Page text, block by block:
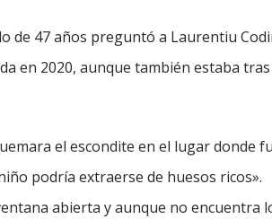
de 47 años preguntó a Laurentiu
en 2020, aunque también estaba tras
el escondite en el lugar donde
podría extraerse de huesos ricos».
abierta y aunque no encuentra